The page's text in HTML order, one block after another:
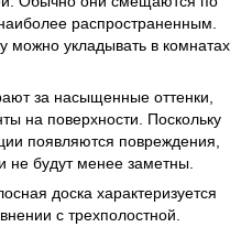
распространенным.
можно укладывать в комнатах
за насыщенные оттенки,
на поверхности. Поскольку
появляются повреждения,
не будут менее заметны.
доска характеризуется
с трехполостной.